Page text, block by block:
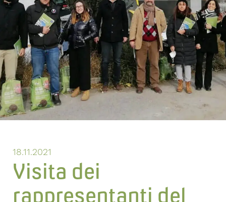
18.11.2021
Visita dei
rappresentanti del